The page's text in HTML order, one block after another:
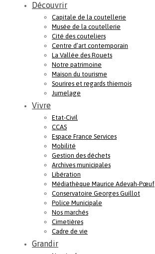
Découvrir
Capitale de la coutellerie
Musée de la coutellerie
Cité des couteliers
Centre d’art contemporain
La Vallée des Rouets
Notre patrimoine
Maison du tourisme
Sourires et regards thiernois
Jumelage
Vivre
Etat-Civil
CCAS
Espace France Services
Mobilité
Gestion des déchets
Archives municipales
Libération
Médiathèque Maurice Adevah-Pœuf
Conservatoire Georges Guillot
Police Municipale
Nos marchés
Cimetières
Cadre de vie
Grandir